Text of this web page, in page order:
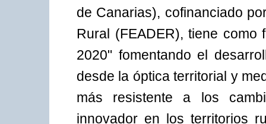
de Canarias), cofinanciado
Rural (FEADER), tiene como
2020" fomentando el
desde la óptica territorial y
más resistente a los
innovador en los territorios